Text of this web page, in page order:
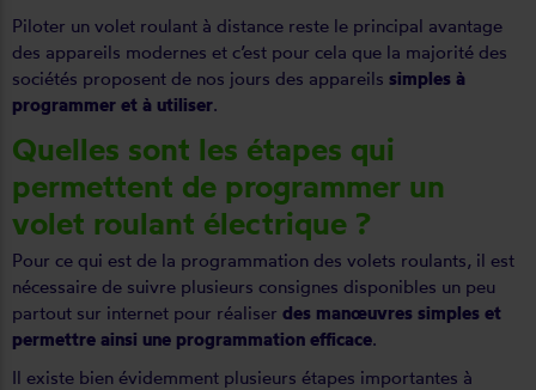
Piloter un volet roulant à distance reste le principal avantage
des appareils modernes et c’est pour cela que la majorité des
sociétés proposent de nos jours des appareils simples à
programmer et à utiliser.
Quelles sont les étapes qui
permettent de programmer un
volet roulant électrique ?
Pour ce qui est de la programmation des volets roulants, il est
nécessaire de suivre plusieurs consignes disponibles un peu
partout sur internet pour réaliser des manœuvres simples et
permettre ainsi une programmation efficace.
Il existe bien évidemment plusieurs étapes importantes à